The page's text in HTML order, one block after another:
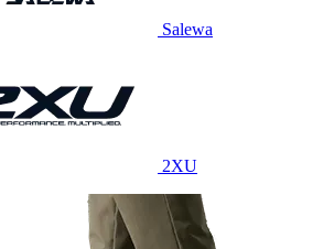
Salewa
2XU